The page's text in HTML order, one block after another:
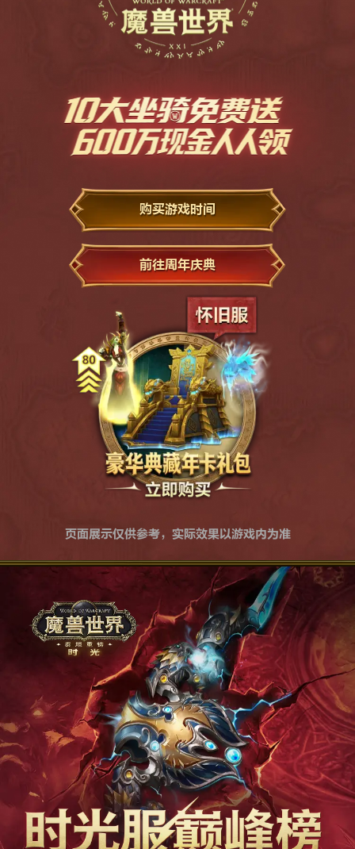
购买游戏时间
前往周年庆典
页面展示仅供参考，实际效果以游戏内为准